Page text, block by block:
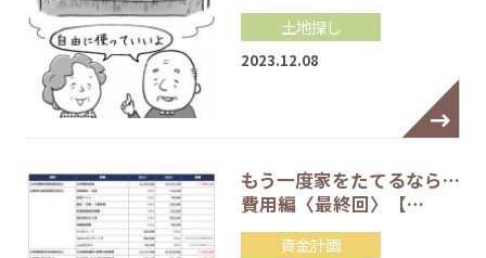
土地探し
2023.12.08
もう一度家をたてるなら…
費用編〈最終回〉【…
資金計画